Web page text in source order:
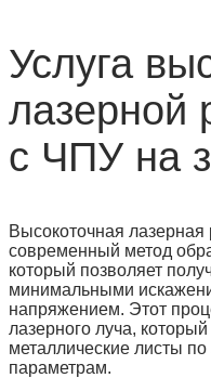
Услуга
лазерной
с ЧПУ на
Высокоточная
современный метод
который позволяет
минимальными
напряжением. Этот
лазерного луча,
металлические листы
параметрам.